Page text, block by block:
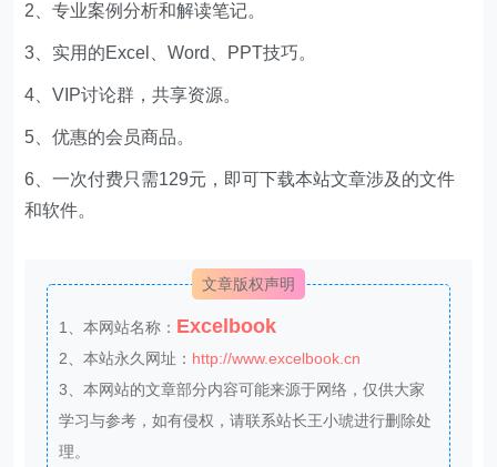
2、专业案例分析和解读笔记。
3、实用的Excel、Word、PPT技巧。
4、VIP讨论群，共享资源。
5、优惠的会员商品。
6、一次付费只需129元，即可下载本站文章涉及的文件
和软件。
文章版权声明
1、本网站名称： Excelbook
2、本站永久网址： http://www.excelbook.cn
3、本网站的文章部分内容可能来源于网络，仅供大家
学习与参考，如有侵权，请联系站长王小琥进行删除处
理。